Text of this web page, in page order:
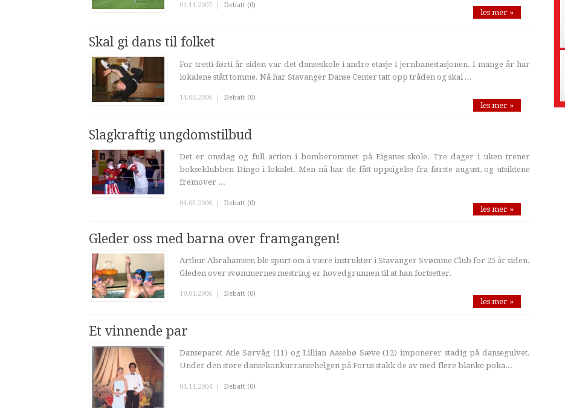
01.11.2007 | Debatt (0)
les mer »
Skal gi dans til folket
For tretti-førti år siden var det danseskole i andre etasje i jernbanestasjonen. I mange år har
lokalene stått tomme. Nå har Stavanger Danse Center tatt opp tråden og skal ...
14.06.2006 | Debatt (0)
les mer »
Slagkraftig ungdomstilbud
Det er onsdag og full action i bomberommet på Eiganes skole. Tre dager i uken trener
bokseklubben Dingo i lokalet. Men nå har de fått oppsigelse fra første august, og utsiktene
fremover ...
04.05.2006 | Debatt (0)
les mer »
Gleder oss med barna over framgangen!
Arthur Abrahamsen ble spurt om å være instruktør i Stavanger Svømme Club for 25 år siden.
Gleden over svømmernes mestring er hovedgrunnen til at han fortsetter.
19.01.2006 Debatt (0)
les mer »
Et vinnende par
Danseparet Atle Sørvåg (11) og Lillian Aasebø Sæve (12) imponerer stadig på dansegulvet.
Under den store dansekonkurransehelgen på Forus stakk de av med flere blanke poka...
04.11.2004 | Debatt (0)